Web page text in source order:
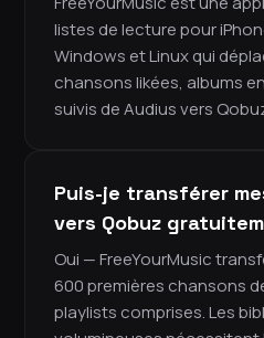
listes de lecture pour
Windows et Linux qui
chansons likées, albums
suivis de Audius vers
Puis-je transférer
vers Qobuz
Oui — FreeYourMusic
600 premières chansons
playlists comprises. Les